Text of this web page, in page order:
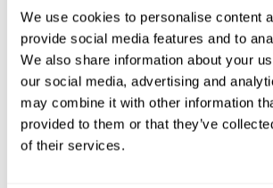
We use cookies to personalise content
provide social media features and to
We also share information about your
our social media, advertising and
may combine it with other information
provided to them or that they’ve
of their services.
L'amélioration de cette capacité cognitive
pour notre vie quotidienne, car elle nous
et de planifier l'avenir. Sélectionner les
pour atteindre un objectif, décider de
attribuer à chaque tâche les ressources
nécessaires et établir le plan d'action
Les blocs se
rapide, il vous faudra donc réfléchir